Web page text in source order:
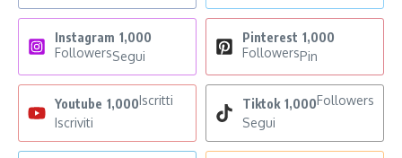
Instagram 1,000
FollowersSegui
Pinterest 1,000
FollowersPin
Youtube 1,000Iscritti
Iscriviti
Tiktok 1,000Followers
Segui